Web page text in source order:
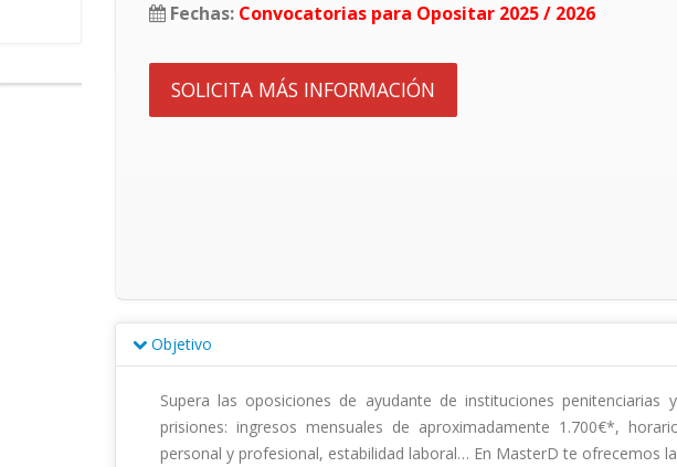
Fechas: Convocatorias para Opositar 2025 / 2026
SOLICITA MÁS INFORMACIÓN
Objetivo
Supera las oposiciones de ayudante de instituciones
prisiones: ingresos mensuales de aproximadamente 1.700€*,
personal y profesional, estabilidad laboral… En MasterD te ofrecemos